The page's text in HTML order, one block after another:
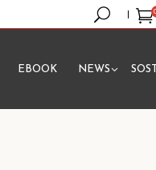
prodotto nel
EBOOK NEWS